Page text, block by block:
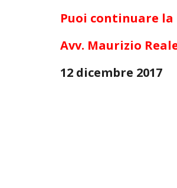
Puoi continuare
Avv. Maurizio
12 dicembre 2017